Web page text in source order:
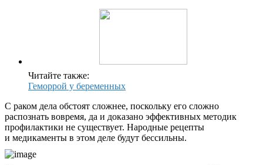
Читайте также:
Геморрой у беременных
С раком дела обстоят сложнее, поскольку его сложно
распознать вовремя, да и доказано эффективных методик
профилактики не существует. Народные рецепты
и медикаменты в этом деле будут бессильны.